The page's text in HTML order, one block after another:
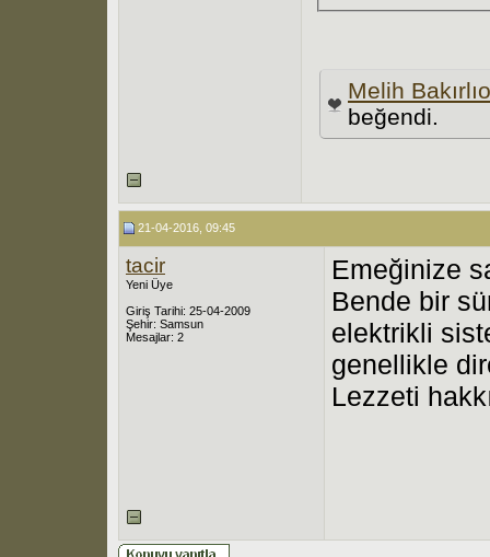
Melih
beğendi.
21-04-2016, 09:45
tacir
Yeni Üye
Giriş Tarihi: 25-04-2009
Şehir: Samsun
Mesajlar: 2
Emeğinize
Bende bir
elektrikli
genellikle
Lezzeti